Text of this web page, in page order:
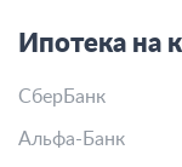
Ипотека на
СберБанк
Альфа-Банк